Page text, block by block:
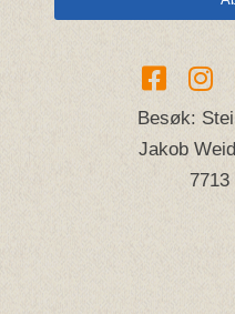
Besøk:
Jakob
7713